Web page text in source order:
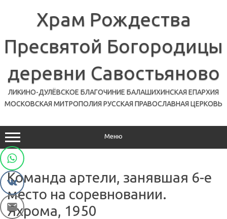
содержимомуХрам Рождества
Пресвятой Богородицы
деревни Савостьяново
ЛИКИНО-ДУЛЁВСКОЕ БЛАГОЧИНИЕ БАЛАШИХИНСКАЯ ЕПАРХИЯ
МОСКОВСКАЯ МИТРОПОЛИЯ РУССКАЯ ПРАВОСЛАВНАЯ ЦЕРКОВЬ
Меню
Команда артели, занявшая 6-е
место на соревновании.
Яхрома, 1950